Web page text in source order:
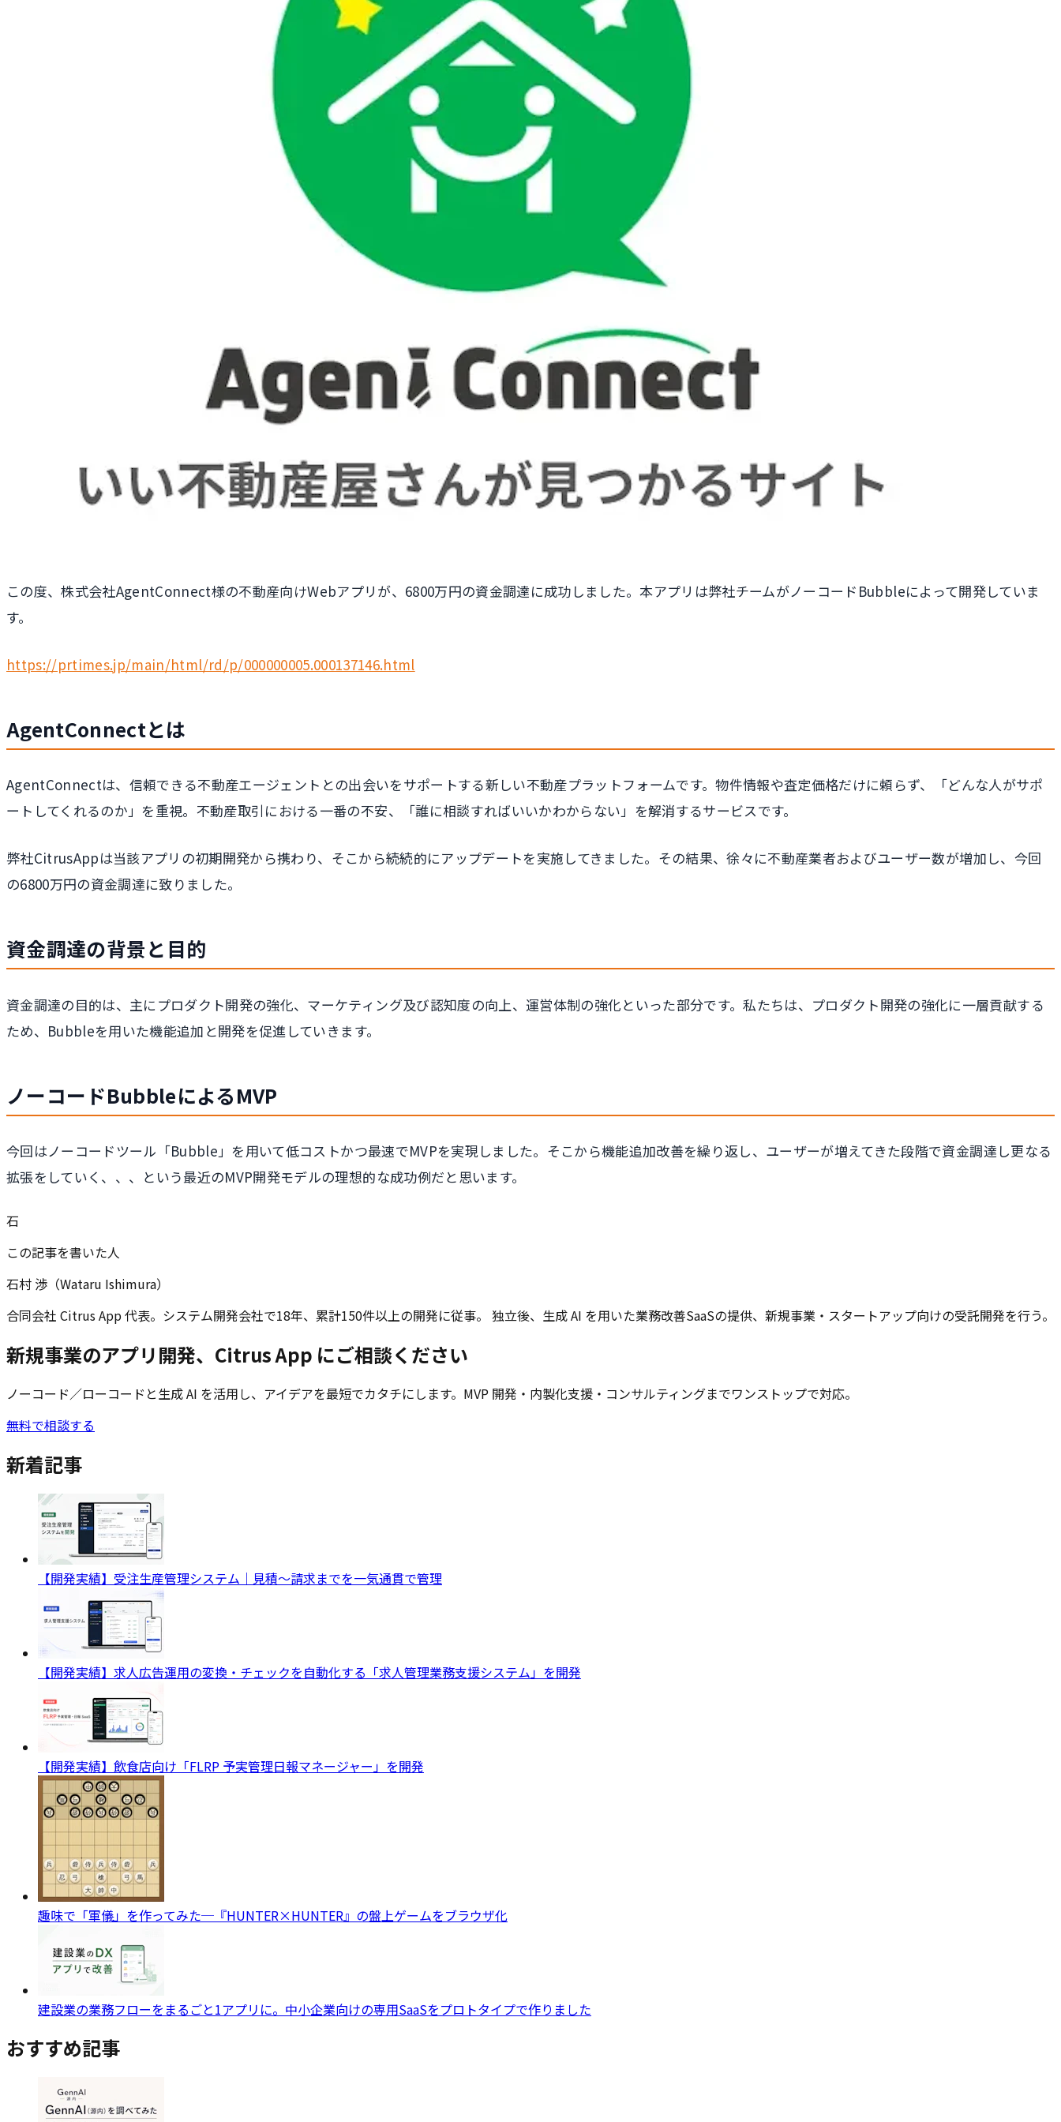
この度、株式会社AgentConnect様の不動産向けWebアプリが、6800万円の資金調達に成功しました。本アプリは弊社チームがノーコードBubbleによって開発していま
す。
https://prtimes.jp/main/html/rd/p/000000005.000137146.html
AgentConnectとは
AgentConnectは、信頼できる不動産エージェントとの出会いをサポートする新しい不動産プラットフォームです。物件情報や査定価格だけに頼らず、「どんな人がサポ
ートしてくれるのか」を重視。不動産取引における一番の不安、「誰に相談すればいいかわからない」を解消するサービスです。
弊社CitrusAppは当該アプリの初期開発から携わり、そこから続続的にアップデートを実施してきました。その結果、徐々に不動産業者およびユーザー数が増加し、今回
の6800万円の資金調達に致りました。
資金調達の背景と目的
資金調達の目的は、主にプロダクト開発の強化、マーケティング及び認知度の向上、運営体制の強化といった部分です。私たちは、プロダクト開発の強化に一層貢献する
ため、Bubbleを用いた機能追加と開発を促進していきます。
ノーコードBubbleによるMVP
今回はノーコードツール「Bubble」を用いて低コストかつ最速でMVPを実現しました。そこから機能追加改善を繰り返し、ユーザーが増えてきた段階で資金調達し更なる
拡張をしていく、、、という最近のMVP開発モデルの理想的な成功例だと思います。
石
この記事を書いた人
石村 渉（Wataru Ishimura）
合同会社 Citrus App 代表。システム開発会社で18年、累計150件以上の開発に従事。 独立後、生成 AI を用いた業務改善SaaSの提供、新規事業・スタートアップ向けの受託開発を行う。
新規事業のアプリ開発、Citrus App にご相談ください
ノーコード／ローコードと生成 AI を活用し、アイデアを最短でカタチにします。MVP 開発・内製化支援・コンサルティングまでワンストップで対応。
無料で相談する
新着記事
【開発実績】受注生産管理システム｜見積〜請求までを一気通貫で管理
【開発実績】求人広告運用の変換・チェックを自動化する「求人管理業務支援システム」を開発
【開発実績】飲食店向け「FLRP 予実管理日報マネージャー」を開発
趣味で「軍儀」を作ってみた─『HUNTER×HUNTER』の盤上ゲームをブラウザ化
建設業の業務フローをまるごと1アプリに。中小企業向けの専用SaaSをプロトタイプで作りました
おすすめ記事